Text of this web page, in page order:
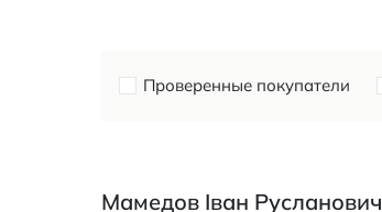
Проверенные покупатели
Мамедов Іван Русланович